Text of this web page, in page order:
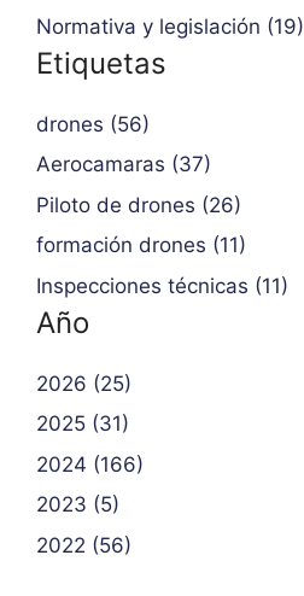
Normativa y legislación (19)
Etiquetas
drones (56)
Aerocamaras (37)
Piloto de drones (26)
formación drones (11)
Inspecciones técnicas (11)
Año
2026 (25)
2025 (31)
2024 (166)
2023 (5)
2022 (56)